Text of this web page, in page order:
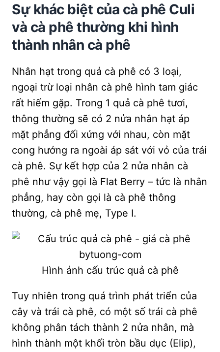
Sự khác biệt của cà phê Culi
và cà phê thường khi hình
thành nhân cà phê
Nhân hạt trong quả cà phê có 3 loại,
ngoại trừ loại nhân cà phê hình tam giác
rất hiếm gặp. Trong 1 quả cà phê tươi,
thông thường sẽ có 2 nửa nhân hạt áp
mặt phẳng đối xứng với nhau, còn mặt
cong hướng ra ngoài áp sát với vỏ của trái
cà phê. Sự kết hợp của 2 nửa nhân cà
phê như vậy gọi là Flat Berry – tức là nhân
phẳng, hay còn gọi là cà phê thông
thường, cà phê mẹ, Type I.
Hình ảnh cấu trúc quả cà phê
Tuy nhiên trong quá trình phát triển của
cây và trái cà phê, có một số trái cà phê
không phân tách thành 2 nửa nhân, mà
hình thành một khối tròn bầu dục (Elip),